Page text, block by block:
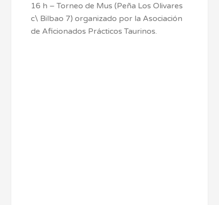
16 h – Torneo de Mus (Peña Los Olivares
c\ Bilbao 7) organizado por la Asociación
de Aficionados Prácticos Taurinos.